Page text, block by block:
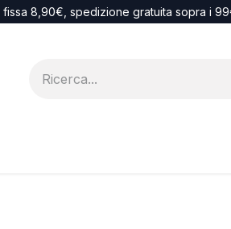
8,90€, spedizione gratuita sopra i